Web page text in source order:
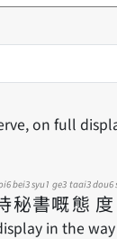
on full
秘
bei3
書
syu1
嘅
ge3
態
taai3
度
dou6
in the